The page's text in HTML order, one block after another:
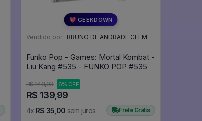
💖 GEEKDOWN
Vendido por: BRUNO DE ANDRADE CLEMENTE - SC
Funko Pop - Games: Mortal Kombat -
Liu Kang #535 - FUNKO POP #535
R$ 148,93 6% OFF
R$ 139,99
4x R$ 35,00 sem juros Frete Grátis